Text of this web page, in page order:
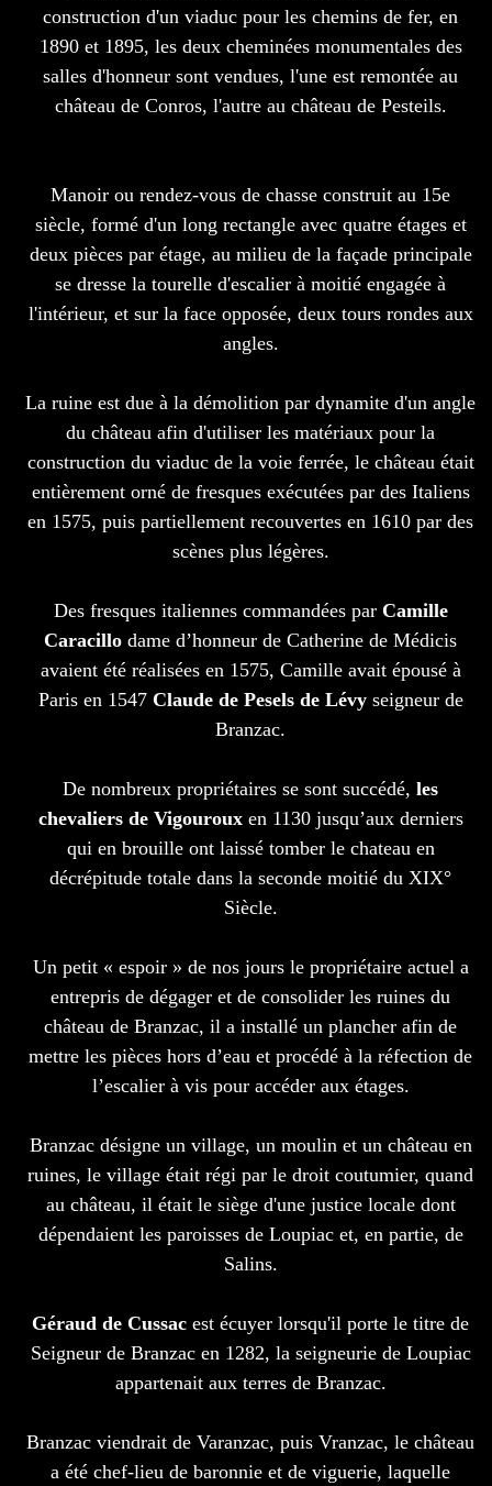
construction d'un viaduc pour les chemins de fer, en
1890 et 1895, les deux cheminées monumentales des
salles d'honneur sont vendues, l'une est remontée au
château de Conros, l'autre au château de Pesteils.
Manoir ou rendez-vous de chasse construit au 15e
siècle, formé d'un long rectangle avec quatre étages et
deux pièces par étage, au milieu de la façade principale
se dresse la tourelle d'escalier à moitié engagée à
l'intérieur, et sur la face opposée, deux tours rondes aux
angles.
La ruine est due à la démolition par dynamite d'un angle
du château afin d'utiliser les matériaux pour la
construction du viaduc de la voie ferrée, le château était
entièrement orné de fresques exécutées par des Italiens
en 1575, puis partiellement recouvertes en 1610 par des
scènes plus légères.
Des fresques italiennes commandées par Camille
Caracillo dame d’honneur de Catherine de Médicis
avaient été réalisées en 1575, Camille avait épousé à
Paris en 1547 Claude de Pesels de Lévyseigneur de
Branzac.
De nombreux propriétaires se sont succédé, les
chevaliers de Vigourouxen 1130 jusqu’aux derniers
qui en brouille ont laissé tomber le chateau en
décrépitude totale dans la seconde moitié du XIX°
Siècle.
Un petit « espoir » de nos jours le propriétaire actuel a
entrepris de dégager et de consolider les ruines du
château de Branzac, il a installé un plancher afin de
mettre les pièces hors d’eau et procédé à la réfection de
l’escalier à vis pour accéder aux étages.
Branzac désigne un village, un moulin et un château en
ruines, le village était régi par le droit coutumier, quand
au château, il était le siège d'une justice locale dont
dépendaient les paroisses de Loupiac et, en partie, de
Salins.
Géraud de Cussac est écuyer lorsqu'il porte le titre de
Seigneur de Branzac en 1282, la seigneurie de Loupiac
appartenait aux terres de Branzac.
Branzac viendrait de Varanzac, puis Vranzac, le château
a été chef-lieu de baronnie et de viguerie, laquelle